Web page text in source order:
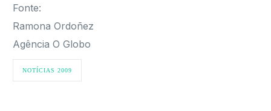
Fonte:
Ramona Ordoñez
Agência O Globo
NOTÍCIAS 2009